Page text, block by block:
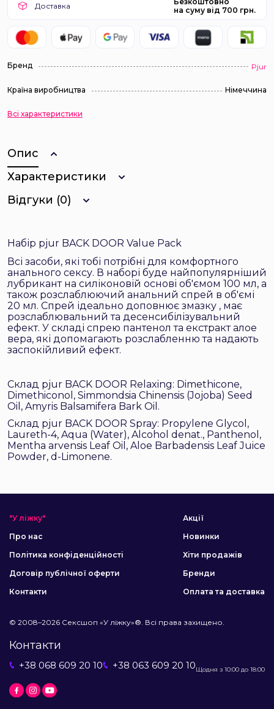
Доставка
на суму від 700 грн.
Бренд Pjur
Країна виробництва Німеччина
Всі характеристики
Опис
Характеристики
Відгуки (0)
Набір pjur BACK DOOR Value Pack
Всі засоби, які тобі потрібні для комфортного
анального сексу. В наборі буде найпопулярніший
лубрикант на силіконовій основі об'ємом 100 мл, а
також розслаблюючий анальний спрей в об'ємі
20 мл. Спрей ідеально доповнює змазку , має
розслаблювальний та десенсибілізувальний
ефект. У складі спрею пантенол та екстракт алое
вера, які допомагають розслабленню та надають
заспокійливий ефект.
Склад pjur BACK DOOR Relaxing: Dimethicone,
Dimethiconol, Simmondsia Chinensis (Jojoba) Seed
Oil, Amyris Balsamifera Bark Oil.
Склад pjur BACK DOOR Spray: Propylene Glycol,
Laureth-4, Aqua (Water), Alcohol denat., Panthenol,
Mentha arvensis Leaf Oil, Aloe Barbadensis Leaf Juice
Powder, d-Limonene.
"У ліжку"
Про нас
Політика конфіденційності
Договір публічної оферти
Контакти
Акції
Новинки
Хіти продажів
Бренди
Оплата та доставка
© 2008–2026 Сексшоп «У ліжку»®. Всі права захищено.
Контакти
+38 068 609 20 10 +38 063 609 20 10Щодня з 10:00 до 18:00